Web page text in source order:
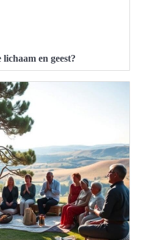
en geest?